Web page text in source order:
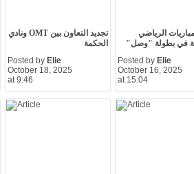
تجديد التعاون بين OMT ونادي
الحكمة
Posted by Elie
October 18, 2025
at 9:46
الرياضي
في بطولة "وصل"
Posted by Elie
October 16, 2025
at 15:04